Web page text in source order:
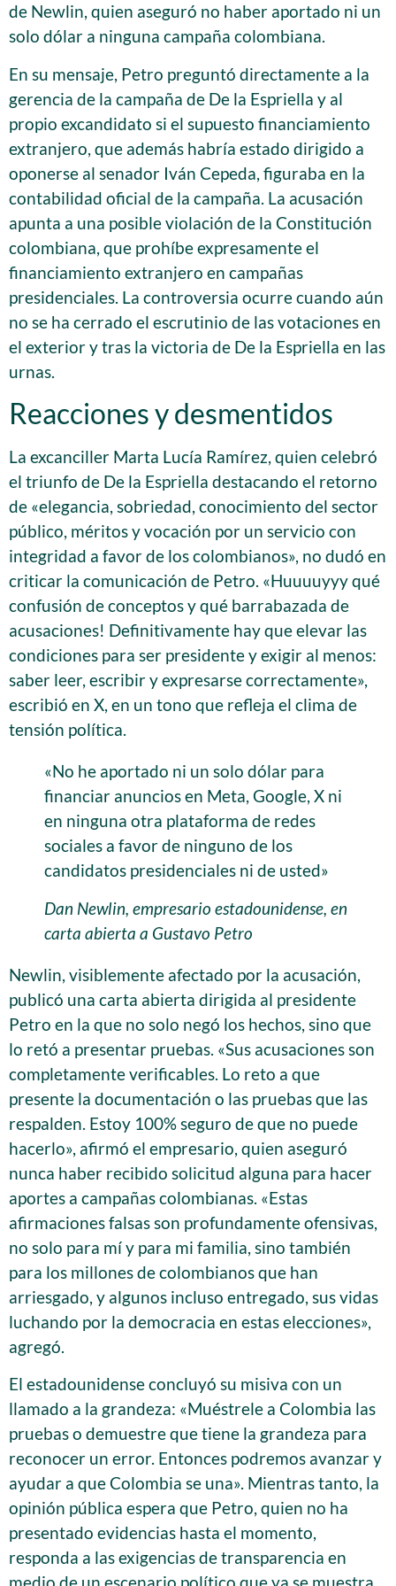
de Newlin, quien aseguró no haber aportado ni un
solo dólar a ninguna campaña colombiana.
En su mensaje, Petro preguntó directamente a la
gerencia de la campaña de De la Espriella y al
propio excandidato si el supuesto financiamiento
extranjero, que además habría estado dirigido a
oponerse al senador Iván Cepeda, figuraba en la
contabilidad oficial de la campaña. La acusación
apunta a una posible violación de la Constitución
colombiana, que prohíbe expresamente el
financiamiento extranjero en campañas
presidenciales. La controversia ocurre cuando aún
no se ha cerrado el escrutinio de las votaciones en
el exterior y tras la victoria de De la Espriella en las
urnas.
Reacciones y desmentidos
La excanciller Marta Lucía Ramírez, quien celebró
el triunfo de De la Espriella destacando el retorno
de «elegancia, sobriedad, conocimiento del sector
público, méritos y vocación por un servicio con
integridad a favor de los colombianos», no dudó en
criticar la comunicación de Petro. «Huuuuyyy qué
confusión de conceptos y qué barrabazada de
acusaciones! Definitivamente hay que elevar las
condiciones para ser presidente y exigir al menos:
saber leer, escribir y expresarse correctamente»,
escribió en X, en un tono que refleja el clima de
tensión política.
«No he aportado ni un solo dólar para
financiar anuncios en Meta, Google, X ni
en ninguna otra plataforma de redes
sociales a favor de ninguno de los
candidatos presidenciales ni de usted»
Dan Newlin, empresario estadounidense, en
carta abierta a Gustavo Petro
Newlin, visiblemente afectado por la acusación,
publicó una carta abierta dirigida al presidente
Petro en la que no solo negó los hechos, sino que
lo retó a presentar pruebas. «Sus acusaciones son
completamente verificables. Lo reto a que
presente la documentación o las pruebas que las
respalden. Estoy 100% seguro de que no puede
hacerlo», afirmó el empresario, quien aseguró
nunca haber recibido solicitud alguna para hacer
aportes a campañas colombianas. «Estas
afirmaciones falsas son profundamente ofensivas,
no solo para mí y para mi familia, sino también
para los millones de colombianos que han
arriesgado, y algunos incluso entregado, sus vidas
luchando por la democracia en estas elecciones»,
agregó.
El estadounidense concluyó su misiva con un
llamado a la grandeza: «Muéstrele a Colombia las
pruebas o demuestre que tiene la grandeza para
reconocer un error. Entonces podremos avanzar y
ayudar a que Colombia se una». Mientras tanto, la
opinión pública espera que Petro, quien no ha
presentado evidencias hasta el momento,
responda a las exigencias de transparencia en